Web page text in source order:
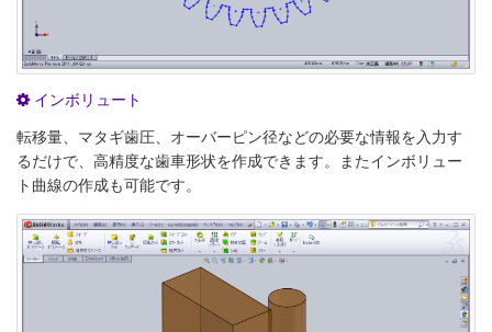
インボリュート
転移量、マタギ歯圧、オーバーピン径などの必要な情報を入力す
るだけで、高精度な歯車形状を作成できます。またインボリュー
ト曲線の作成も可能です。